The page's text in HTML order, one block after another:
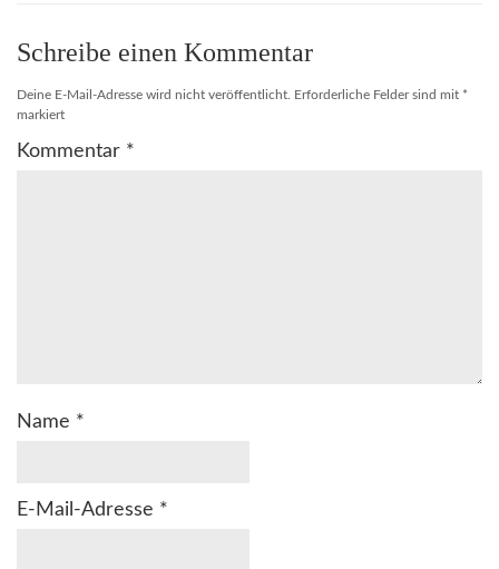
Schreibe einen Kommentar
Deine E-Mail-Adresse wird nicht veröffentlicht. Erforderliche Felder sind mit *
markiert
Kommentar *
Name *
E-Mail-Adresse *